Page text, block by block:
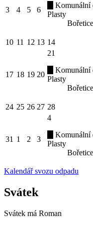
3 4 5 6
Komunální
Plasty
10 11 12 13 14
17 18 19 20
21
Komunální
Plasty
24 25 26 27 28
31 1 2 3
4
Komunální
Plasty
Kalendář svozu odpadu
Svátek
Svátek má Roman